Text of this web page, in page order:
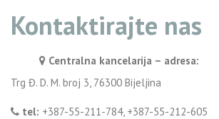
Kontaktirajte nas
Centralna kancelarija – adresa:
Trg Đ. D. M. broj 3, 76300 Bijeljina
tel: +387-55-211-784, +387-55-212-605